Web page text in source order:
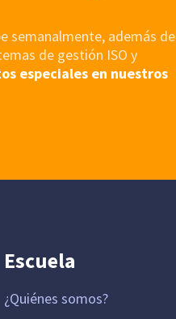
semanalmente, además de
de gestión ISO y
especiales en nuestros
Escuela
¿Quiénes somos?